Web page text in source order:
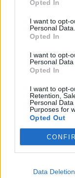
Opted In
I want to opt-
Personal Data.
Opted In
I want to opt-
Personal Data
Opted In
I want to opt-
Retention,
Personal
Purposes for
Opted Out
Data Deletion